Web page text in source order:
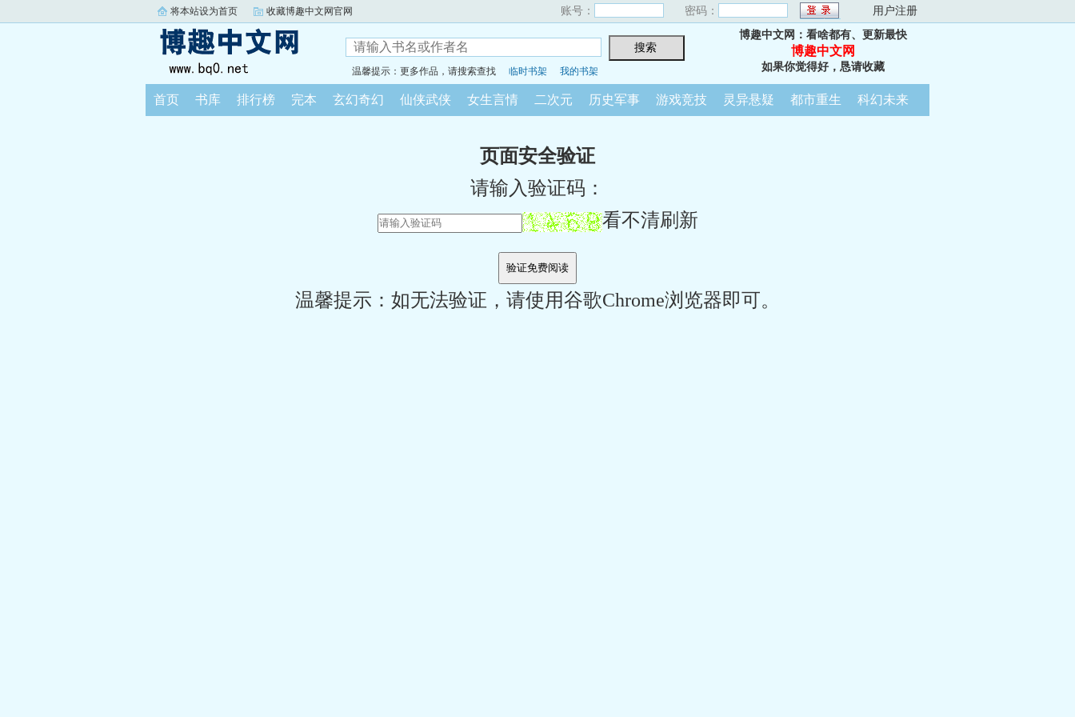
将本站设为首页 收藏博趣中文网官网 账号： 密码： 用户注册
温馨提示：更多作品，请搜索查找 临时书架 我的书架
博趣中文网：看啥都有、更新最快
博趣中文网
如果你觉得好，恳请收藏
首页 书库 排行榜 完本 玄幻奇幻 仙侠武侠 女生言情 二次元 历史军事 游戏竞技 灵异悬疑 都市重生 科幻未来
页面安全验证
请输入验证码：
看不清刷新
温馨提示：如无法验证，请使用谷歌Chrome浏览器即可。